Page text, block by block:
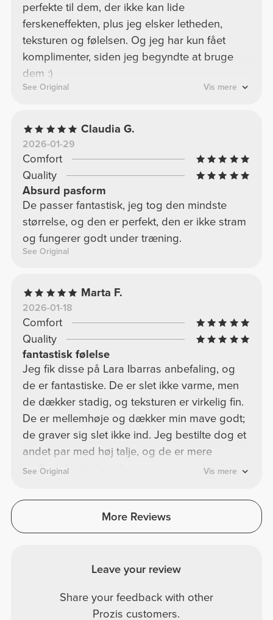
perfekte til dem, der ikke kan lide
ferskeneffekten, plus jeg elsker letheden,
teksturen og følelsen. Og jeg har kun fået
komplimenter, siden jeg begyndte at bruge
dem :)
See Original Vis mere
Claudia G.
2026-01-29
Comfort
Quality
Absurd pasform
De passer fantastisk, jeg tog den mindste
størrelse, og den er perfekt, den er ikke stram
og fungerer godt under træning.
See Original
Marta F.
2026-01-18
Comfort
Quality
fantastisk følelse
Jeg fik disse på Lara Ibarras anbefaling, og
de er fantastiske. De er slet ikke varme, men
de dækker stadig, og teksturen er virkelig fin.
De er mellemhøje og dækker min mave godt;
de graver sig slet ikke ind. Jeg bestilte dog et
andet par med høj talje, og de er mere
synlige. Jeg køber dem igen i en anden farve.
See Original Vis mere
More Reviews
Leave your review
Share your feedback with other
Prozis customers.